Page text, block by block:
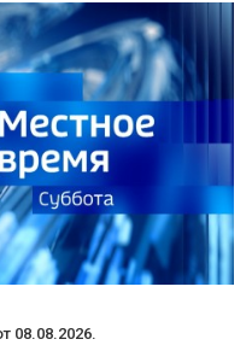
08.08.2026.